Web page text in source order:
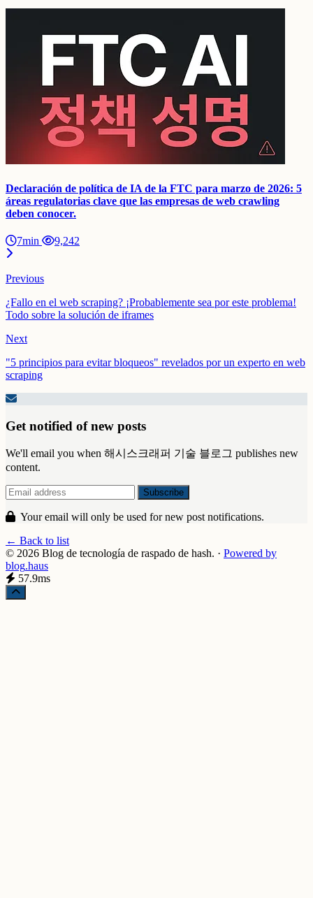
Declaración de política de IA de la FTC para marzo de 2026: 5
áreas regulatorias clave que las empresas de web crawling
deben conocer.
7min 9,242
Previous
¿Fallo en el web scraping? ¡Probablemente sea por este problema!
Todo sobre la solución de iframes
Next
"5 principios para evitar bloqueos" revelados por un experto en web
scraping
Get notified of new posts
We'll email you when 해시스크래퍼 기술 블로그 publishes new
content.
Your email will only be used for new post notifications.
← Back to list
© 2026 Blog de tecnología de raspado de hash. · Powered by
blog.haus
57.9ms